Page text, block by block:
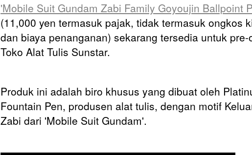
'Mobile Suit Gundam Zabi Family Goyoujin Ballpoint
(11,000 yen termasuk pajak, tidak termasuk ongkos
dan biaya penanganan) sekarang tersedia untuk pre-
Toko Alat Tulis Sunstar.
Produk ini adalah biro khusus yang dibuat oleh
Fountain Pen, produsen alat tulis, dengan motif
Zabi dari 'Mobile Suit Gundam'.